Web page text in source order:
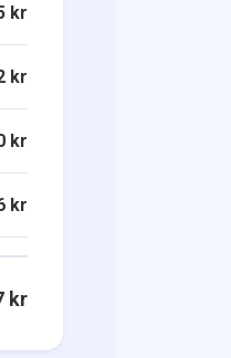
kr
kr
kr
kr
kr